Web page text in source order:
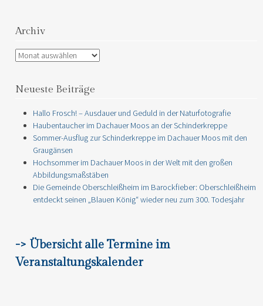
Archiv
Archiv
Neueste Beiträge
Hallo Frosch! – Ausdauer und Geduld in der Naturfotografie
Haubentaucher im Dachauer Moos an der Schinderkreppe
Sommer-Ausflug zur Schinderkreppe im Dachauer Moos mit den
Graugänsen
Hochsommer im Dachauer Moos in der Welt mit den großen
Abbildungsmaßstäben
Die Gemeinde Oberschleißheim im Barockfieber: Oberschleißheim
entdeckt seinen „Blauen König“ wieder neu zum 300. Todesjahr
-> Übersicht alle Termine im
Veranstaltungskalender